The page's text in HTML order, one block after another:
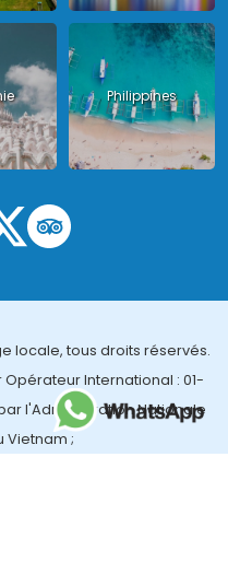
Philippines
locale, tous droits réservés.
Opérateur International : 01-
par l'Administration Nationale
Vietnam ;